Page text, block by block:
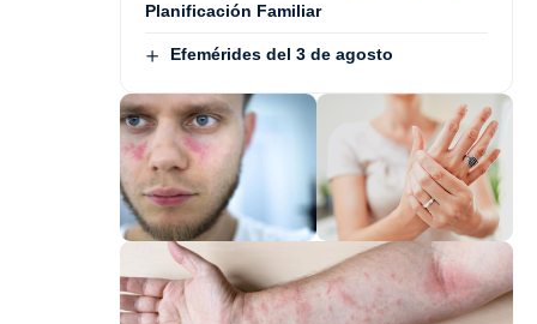
Planificación Familiar
Efemérides del 3 de agosto